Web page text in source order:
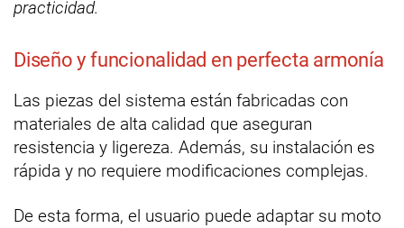
practicidad.
Diseño y funcionalidad en perfecta armonía
Las piezas del sistema están fabricadas con
materiales de alta calidad que aseguran
resistencia y ligereza. Además, su instalación es
rápida y no requiere modificaciones complejas.
De esta forma, el usuario puede adaptar su moto